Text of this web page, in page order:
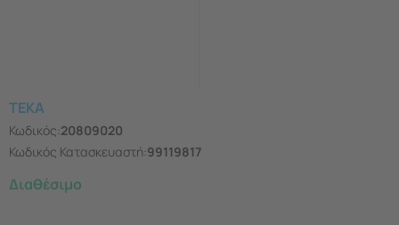
TEKA
Κωδικός:20809020
Κωδικός Κατασκευαστή:99119817
Διαθέσιμο